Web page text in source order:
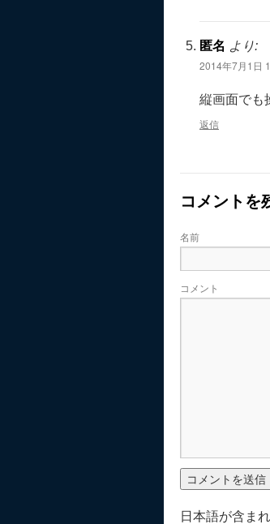
匿名 より:
2014年7月1日
縦画面でも
返信
コメントを
名前
コメント
日本語が含ま